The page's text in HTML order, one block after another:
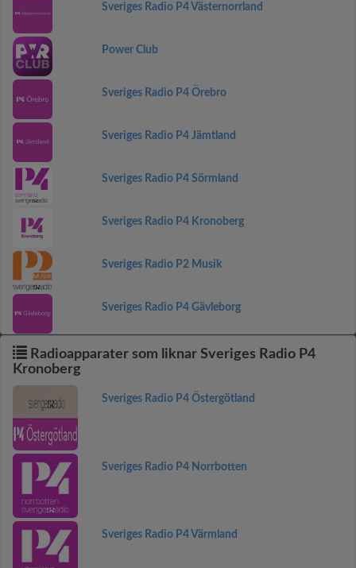
Sveriges Radio P4 Västernorrland
Power Club
Sveriges Radio P4 Örebro
Sveriges Radio P4 Jämtland
Sveriges Radio P4 Sörmland
Sveriges Radio P4 Kronoberg
Sveriges Radio P2 Musik
Sveriges Radio P4 Gävleborg
Radioapparater som liknar Sveriges Radio P4
Kronoberg
Sveriges Radio P4 Östergötland
Sveriges Radio P4 Norrbotten
Sveriges Radio P4 Värmland